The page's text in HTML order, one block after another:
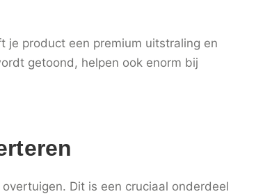
je product een premium uitstraling en
getoond, helpen ook enorm bij
Dit is een cruciaal onderdeel